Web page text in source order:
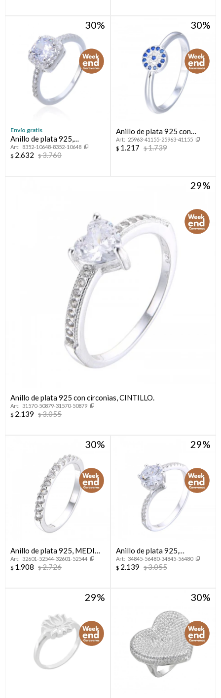
30
Envío gratis
Anillo de plata 925,
CINTILLO.
8352-10648-8352-10648
$ 2.632 $3.760
30
Anillo de plata 925 con
circonias, OJO TURCO.
25963-41155-25963-41155
$ 1.217 $1.739
29
Anillo de plata 925 con circonias, CINTILLO.
31570-50879-31570-50879
$ 2.139 $3.055
30
Anillo de plata 925, MEDIO
SIN FIN.
32601-52544-32601-52544
$ 1.908 $2.726
29
Anillo de plata 925,
CINTILLO.
34845-56480-34845-56480
$ 2.139 $3.055
29 30